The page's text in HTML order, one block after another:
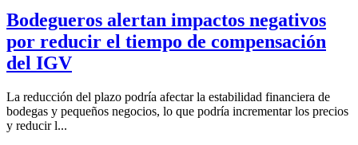
Bodegueros alertan impactos negativos
por reducir el tiempo de compensación
del IGV
La reducción del plazo podría afectar la estabilidad financiera de
bodegas y pequeños negocios, lo que podría incrementar los precios
y reducir l...